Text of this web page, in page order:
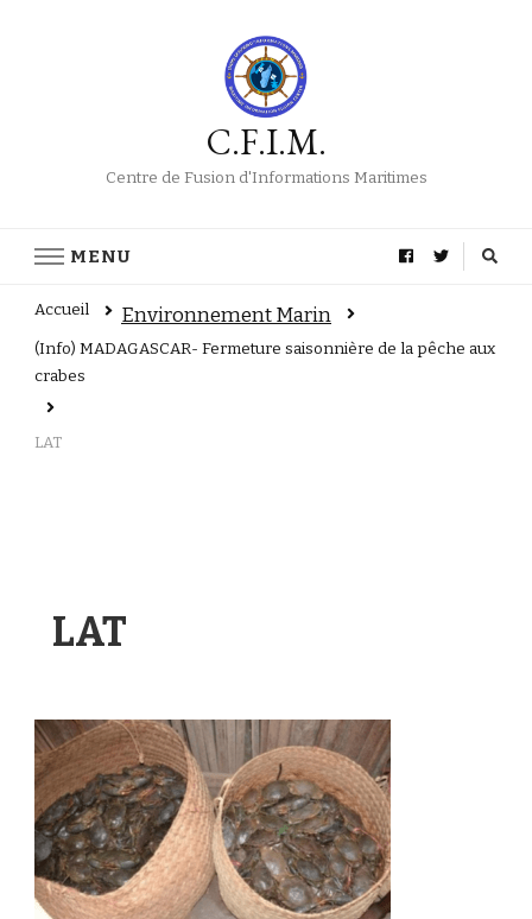
C.F.I.M.
Centre de Fusion d'Informations Maritimes
MENU
Accueil Environnement Marin
(Info) MADAGASCAR- Fermeture saisonnière de la pêche aux
crabes
LAT
LAT